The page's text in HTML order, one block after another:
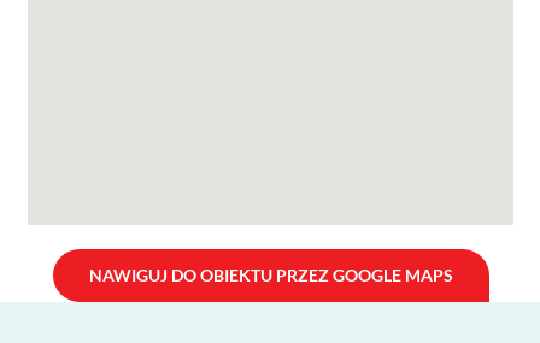
NAWIGUJ DO OBIEKTU PRZEZ GOOGLE MAPS